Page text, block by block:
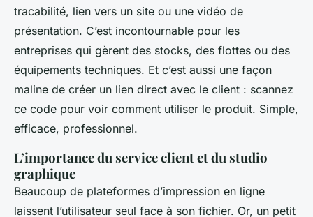
tracabilité, lien vers un site ou une vidéo de
présentation. C’est incontournable pour les
entreprises qui gèrent des stocks, des flottes ou des
équipements techniques. Et c’est aussi une façon
maline de créer un lien direct avec le client : scannez
ce code pour voir comment utiliser le produit. Simple,
efficace, professionnel.
L’importance du service client et du studio
graphique
Beaucoup de plateformes d’impression en ligne
laissent l’utilisateur seul face à son fichier. Or, un petit